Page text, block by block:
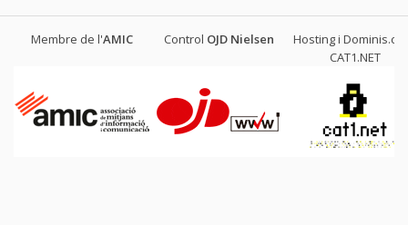
Membre de l'AMIC Control OJD Nielsen
Hosting i
CAT1.NET